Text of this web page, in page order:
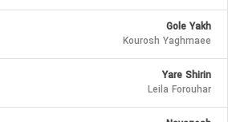
Gole Yakh
Kourosh Yaghmaee
Yare Shirin
Leila Forouhar